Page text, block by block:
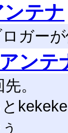
テナ
ガー
ンテ
。